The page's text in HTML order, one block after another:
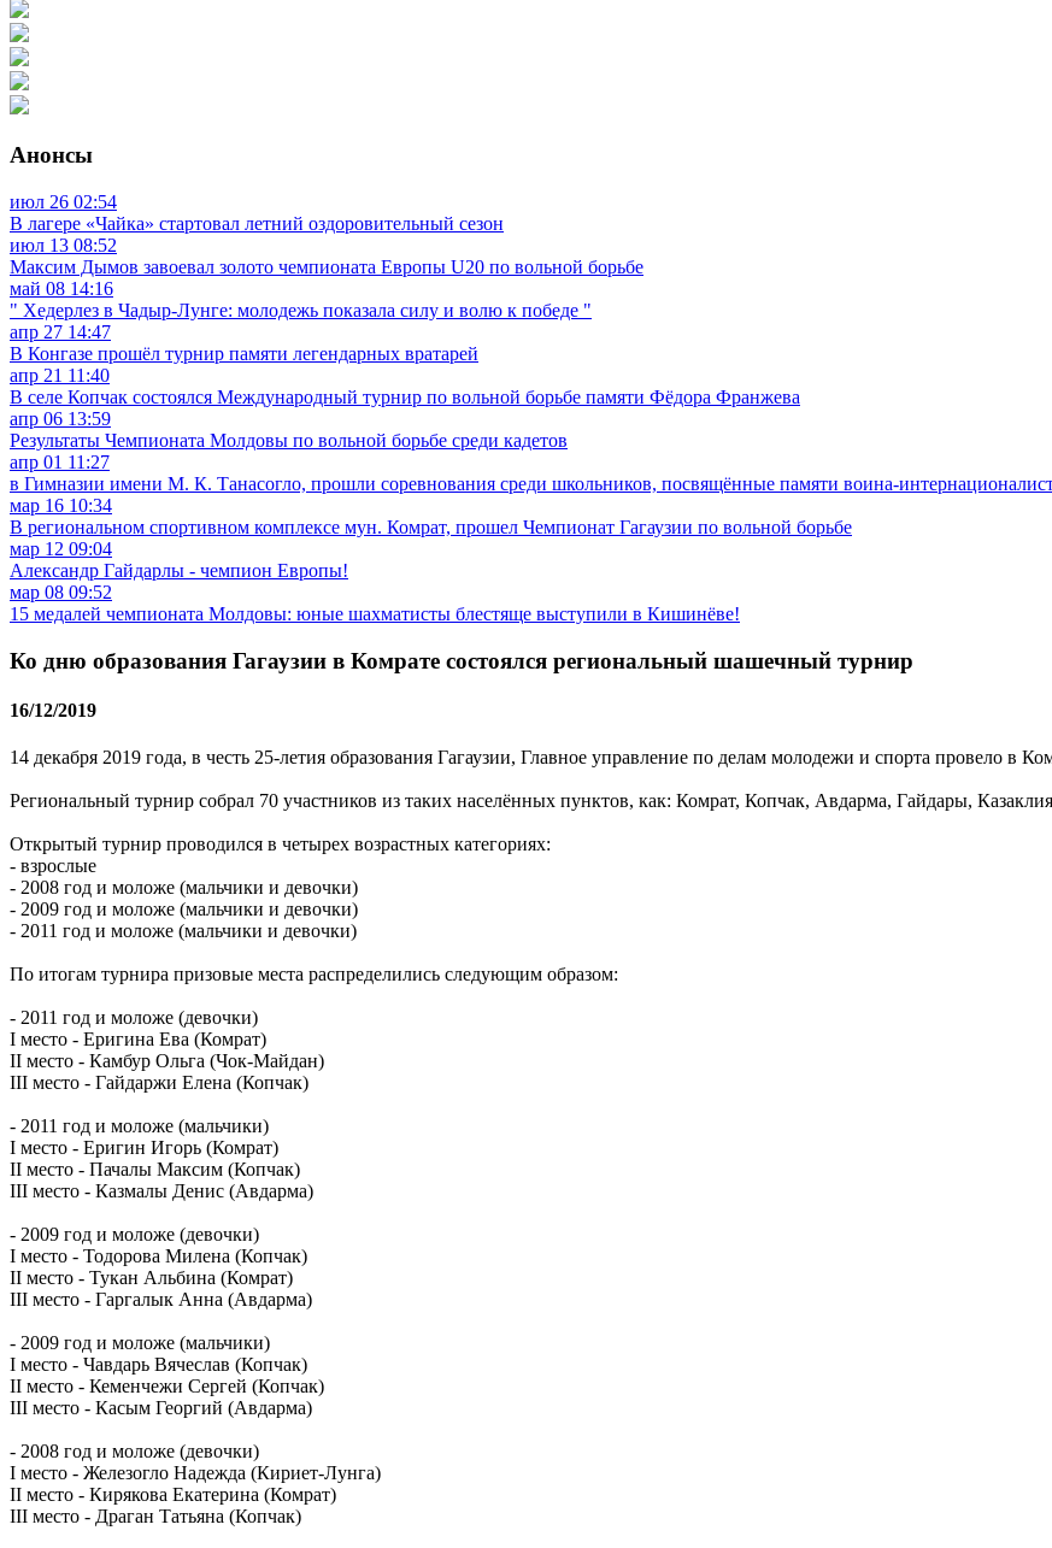
Анонсы
июл 26 02:54
В лагере «Чайка» стартовал летний оздоровительный сезон
июл 13 08:52
Максим Дымов завоевал золото чемпионата Европы U20 по вольной борьбе
май 08 14:16
" Хедерлез в Чадыр-Лунге: молодежь показала силу и волю к победе "
апр 27 14:47
В Конгазе прошёл турнир памяти легендарных вратарей
апр 21 11:40
В селе Копчак состоялся Международный турнир по вольной борьбе памяти Фёдора Франжева
апр 06 13:59
Результаты Чемпионата Молдовы по вольной борьбе среди кадетов
апр 01 11:27
в Гимназии имени М. К. Танасогло, прошли соревнования среди школьников, посвящённые памяти воина-
мар 16 10:34
В региональном спортивном комплексе мун. Комрат, прошел Чемпионат Гагаузии по вольной борьбе
мар 12 09:04
Александр Гайдарлы - чемпион Европы!
мар 08 09:52
15 медалей чемпионата Молдовы: юные шахматисты блестяще выступили в Кишинёве!
Ко дню образования Гагаузии в Комрате состоялся региональный шашечный турнир
16/12/2019
14 декабря 2019 года, в честь 25-летия образования Гагаузии, Главное управление по делам молодежи и спорта провело в
Региональный турнир собрал 70 участников из таких населённых пунктов, как: Комрат, Копчак, Авдарма, Гайдары,
Открытый турнир проводился в четырех возрастных категориях:
- взрослые
- 2008 год и моложе (мальчики и девочки)
- 2009 год и моложе (мальчики и девочки)
- 2011 год и моложе (мальчики и девочки)
По итогам турнира призовые места распределились следующим образом:
- 2011 год и моложе (девочки)
I место - Еригина Ева (Комрат)
II место - Камбур Ольга (Чок-Майдан)
III место - Гайдаржи Елена (Копчак)
- 2011 год и моложе (мальчики)
I место - Еригин Игорь (Комрат)
II место - Пачалы Максим (Копчак)
III место - Казмалы Денис (Авдарма)
- 2009 год и моложе (девочки)
I место - Тодорова Милена (Копчак)
II место - Тукан Альбина (Комрат)
III место - Гаргалык Анна (Авдарма)
- 2009 год и моложе (мальчики)
I место - Чавдарь Вячеслав (Копчак)
II место - Кеменчежи Сергей (Копчак)
III место - Касым Георгий (Авдарма)
- 2008 год и моложе (девочки)
I место - Железогло Надежда (Кириет-Лунга)
II место - Кирякова Екатерина (Комрат)
III место - Драган Татьяна (Копчак)